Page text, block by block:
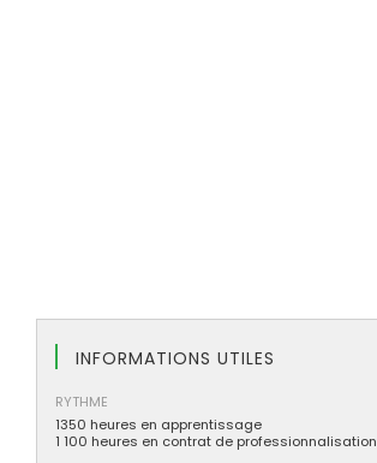
INFORMATIONS UTILES
RYTHME
1350 heures en apprentissage
1 100 heures en contrat de professionnalisation